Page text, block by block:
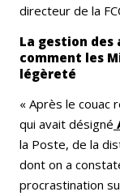
directeur de la
La gestion des
comment les
légèreté
« Après le couac
qui avait désigné
la Poste, de la
dont on a
procrastination